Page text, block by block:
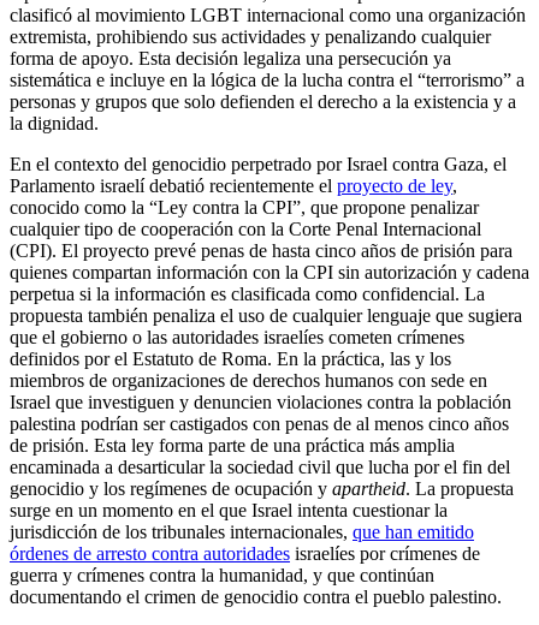
clasificó al movimiento LGBT internacional como una organización
extremista, prohibiendo sus actividades y penalizando cualquier
forma de apoyo. Esta decisión legaliza una persecución ya
sistemática e incluye en la lógica de la lucha contra el “terrorismo” a
personas y grupos que solo defienden el derecho a la existencia y a
la dignidad.
En el contexto del genocidio perpetrado por Israel contra Gaza, el
Parlamento israelí debatió recientemente el proyecto de ley,
conocido como la “Ley contra la CPI”, que propone penalizar
cualquier tipo de cooperación con la Corte Penal Internacional
(CPI). El proyecto prevé penas de hasta cinco años de prisión para
quienes compartan información con la CPI sin autorización y cadena
perpetua si la información es clasificada como confidencial. La
propuesta también penaliza el uso de cualquier lenguaje que sugiera
que el gobierno o las autoridades israelíes cometen crímenes
definidos por el Estatuto de Roma. En la práctica, las y los
miembros de organizaciones de derechos humanos con sede en
Israel que investiguen y denuncien violaciones contra la población
palestina podrían ser castigados con penas de al menos cinco años
de prisión. Esta ley forma parte de una práctica más amplia
encaminada a desarticular la sociedad civil que lucha por el fin del
genocidio y los regímenes de ocupación y apartheid. La propuesta
surge en un momento en el que Israel intenta cuestionar la
jurisdicción de los tribunales internacionales, que han emitido
órdenes de arresto contra autoridades israelíes por crímenes de
guerra y crímenes contra la humanidad, y que continúan
documentando el crimen de genocidio contra el pueblo palestino.